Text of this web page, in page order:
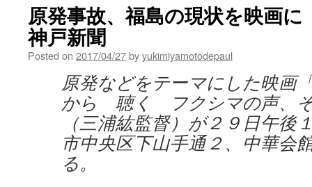
原発事故、福島の現状を映画
神戸新聞
Posted on 2017/04/27byyukimiyamotodepaul
原発などをテーマにした映画
から 聴く フクシマの声、
（三浦紘監督）が２９日午後
市中央区下山手通２、中華会
る。